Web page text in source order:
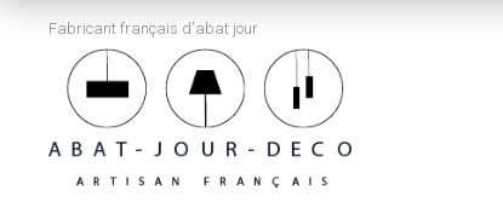
Fabricant français d'abat jour